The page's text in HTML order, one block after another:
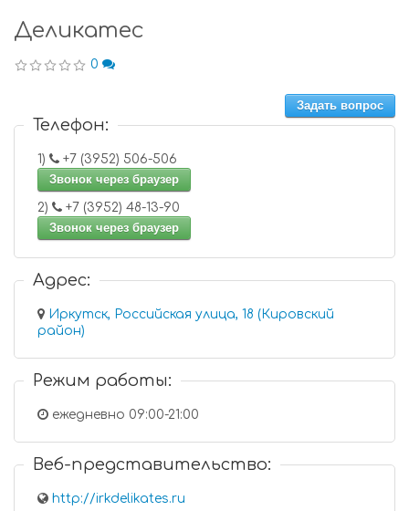
Деликатес
0
Задать вопрос
Телефон:
1)
+7 (3952) 506-506
Звонок через браузер
2)
+7 (3952) 48-13-90
Звонок через браузер
Адрес:
Иркутск, Российская улица, 18 (Кировский
район)
Режим работы:
ежедневно 09:00-21:00
Веб-представительство:
http://irkdelikates.ru